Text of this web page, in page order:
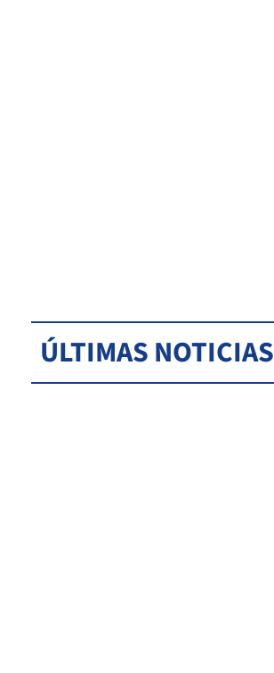
ÚLTIMAS NOTICIAS